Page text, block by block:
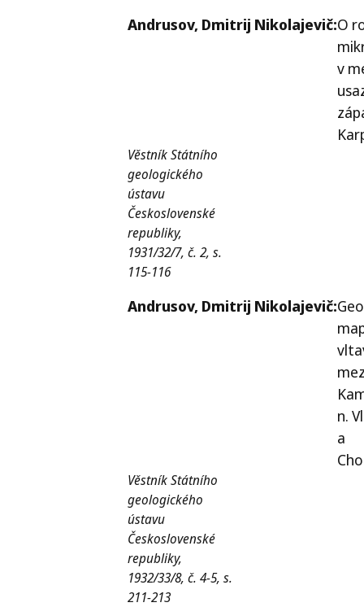
Andrusov, Dmitrij Nikolajevič:O
v
Věstník Státního
geologického
ústavu
Československé
republiky,
1931/32/7, č. 2, s.
115-116
Andrusov, Dmitrij Nikolajevič:
n.
a
Věstník Státního
geologického
ústavu
Československé
republiky,
1932/33/8, č. 4-5, s.
211-213